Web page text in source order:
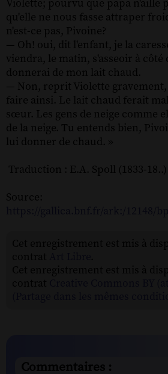
Violette; pourvu que papa n'aille
qu'elle ne nous fasse attraper
n'est-ce pas, Pivoine?
— Oh! oui, dit l'enfant, je la
viendra, le matin, s'asseoir à côté
donnerai de mon lait chaud.
— Non, reprit Violette gravement,
faire ainsi. Le lait chaud ferait
sœur. Les gens de neige comme
de la neige. Tu entends bien,
lui donner de chaud. »
Traduction : E.A. Spoll (1833-18..)
Source:
Commentaires :